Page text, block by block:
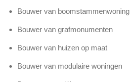
Bouwer van boomstammenwoning
Bouwer van grafmonumenten
Bouwer van huizen op maat
Bouwer van modulaire woningen